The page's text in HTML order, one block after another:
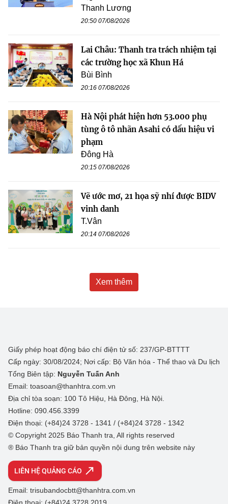
Thanh Lương
20:50 07/08/2026
Lai Châu: Thanh tra trách nhiệm tại
các trường học xã Khun Há
Bùi Bình
20:16 07/08/2026
Hà Nội phát hiện hơn 53.000 phụ
tùng ô tô nhãn Asahi có dấu hiệu vi
phạm
Đông Hà
20:15 07/08/2026
Vẽ ước mơ, 21 họa sỹ nhí được BIDV
vinh danh
T.Vân
20:14 07/08/2026
Xem thêm
Giấy phép hoạt động báo chí điện tử số: 237/GP-BTTTT
Cấp ngày: 30/08/2024; Nơi cấp: Bộ Văn hóa - Thể thao và Du lịch
Tổng Biên tập: Nguyễn Tuấn Anh
Email: toasoan@thanhtra.com.vn
Địa chỉ tòa soạn: 100 Tô Hiệu, Hà Đông, Hà Nội.
Hotline: 090.456.3399
Điện thoại: (+84)24 3728 - 1341 / (+84)24 3728 - 1342
© Copyright 2025 Báo Thanh tra, All rights reserved
® Báo Thanh tra giữ bản quyền nội dung trên website này
LIÊN HỆ QUẢNG CÁO
Email: trisubandocbtt@thanhtra.com.vn